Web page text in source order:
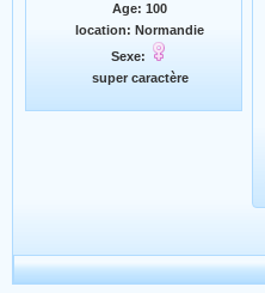
Age: 100
location: Normandie
Sexe:
super caractère